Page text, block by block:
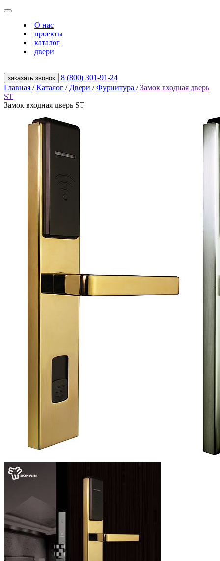
О нас
проекты
каталог
двери
заказать звонок
8 (800) 301‑91‑24
Главная / Каталог / Двери / Фурнитура / Замок входная дверь
ST
Замок входная дверь ST